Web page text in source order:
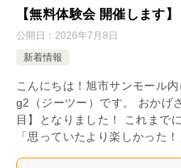
【無料体験会 開催します】
公開日： 2026年7月8日
新着情報
こんにちは！旭市サンモール
g2（ジーツー）です。 おかげ
目】となりました！ これまで
「思っていたより楽しかった